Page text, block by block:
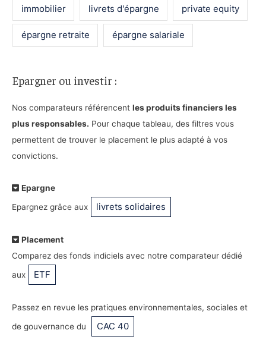
immobilier livrets d'épargne private equity
épargne retraite épargne salariale
Epargner ou investir :
Nos comparateurs référencent les produits financiers les
plus responsables. Pour chaque tableau, des filtres vous
permettent de trouver le placement le plus adapté à vos
convictions.
Epargne
Epargnez grâce aux
livrets solidaires
Placement
Comparez des fonds indiciels avec notre comparateur dédié
aux
ETF
Passez en revue les pratiques environnementales, sociales et
de gouvernance du
CAC 40